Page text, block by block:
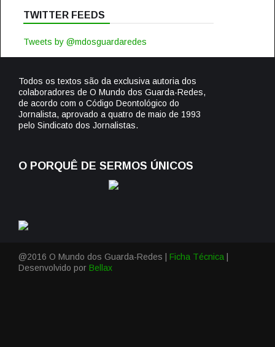
TWITTER FEEDS
Tweets by @mdosguardaredes
Todos os textos são da exclusiva autoria dos
colaboradores de O Mundo dos Guarda-Redes,
de acordo com o Código Deontológico do
Jornalista, aprovado a quatro de maio de 1993
pelo Sindicato dos Jornalistas.
O PORQUÊ DE SERMOS ÚNICOS
@2016 O Mundo dos Guarda-Redes | Ficha Técnica
Desenvolvido por Bellax